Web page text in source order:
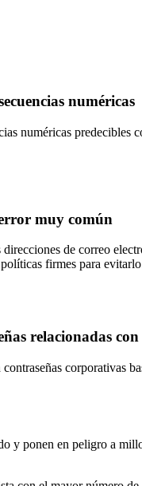
numéricas
numéricas
muy común
de correo
firmes para
relacionadas
corporativas
y ponen en peligro a